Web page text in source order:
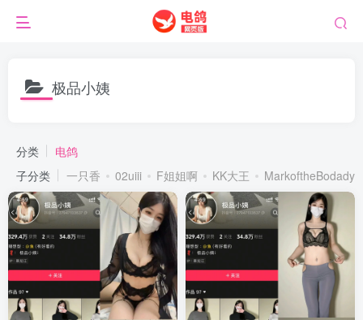
极品小姨
分类
电鸽
子分类
一只香 02uiii F姐姐啊 KK大王 MarkoftheBodady